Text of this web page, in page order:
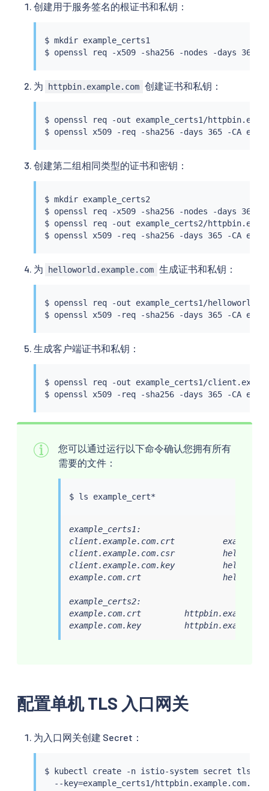
创建用于服务签名的根证书和私钥：
$ mkdir example_certs1
$ openssl req -x509 -sha256 -nodes -days 365
为 httpbin.example.com 创建证书和私钥：
$ openssl req -out example_certs1/
$ openssl x509 -req -sha256 -days 365 -CA
创建第二组相同类型的证书和密钥：
$ mkdir example_certs2
$ openssl req -x509 -sha256 -nodes -days 365
$ openssl req -out example_certs2/
$ openssl x509 -req -sha256 -days 365 -CA
为 helloworld.example.com 生成证书和私钥：
$ openssl req -out example_certs1/
$ openssl x509 -req -sha256 -days 365 -CA
生成客户端证书和私钥：
$ openssl req -out example_certs1/
$ openssl x509 -req -sha256 -days 365 -CA
您可以通过运行以下命令确认您拥有所有
需要的文件：
$ ls
example_certs1:
client.example.com.crt
client.example.com.csr
client.example.com.key
example.com.crt
example_certs2:
example.com.crt
example.com.key
配置单机 TLS 入口网关
为入口网关创建 Secret：
$ kubectl create -n istio-system secret tls
  --key
=example_certs1/